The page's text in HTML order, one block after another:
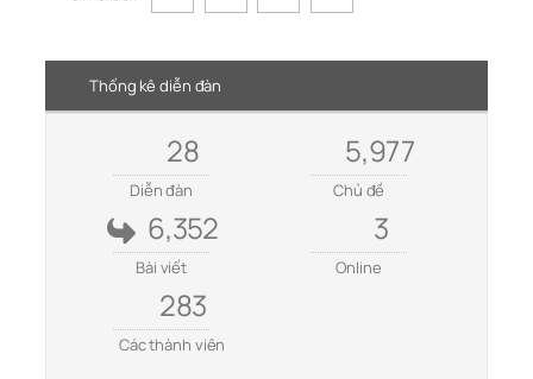
Thống kê diễn đàn
28
Diễn đàn
5,977
Chủ đề
6,352
Bài viết
3
Online
283
Các thành viên